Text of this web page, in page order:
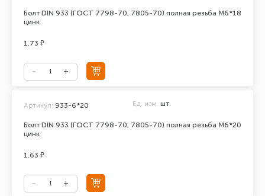
Болт DIN 933 (ГОСТ 7798-70, 7805-70) полная резьба М6*18
цинк
1.73 ₽
Болт DIN 933 (ГОСТ 7798-70, 7805-70) полная резьба М6*20
цинк
Артикул: 933-6*20 Ед. изм. шт.
1.63 ₽